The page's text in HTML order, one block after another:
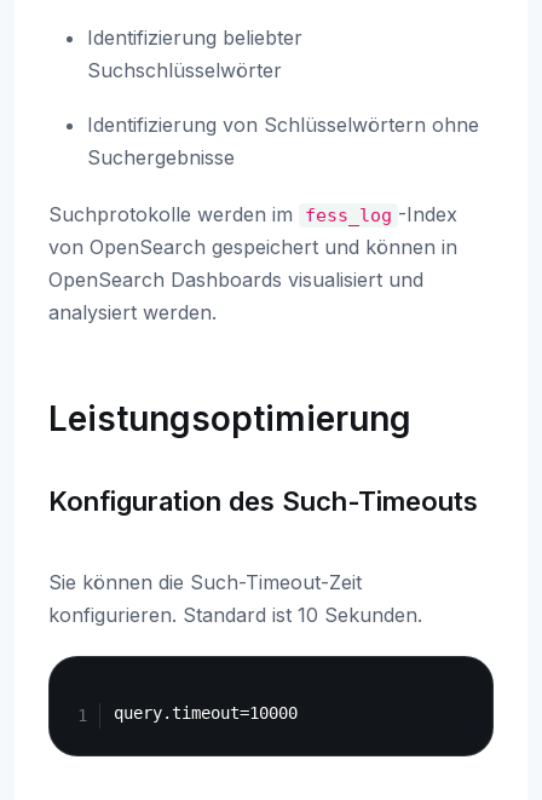
Identifizierung beliebter
Suchschlüsselwörter
Identifizierung von Schlüsselwörtern ohne
Suchergebnisse
Suchprotokolle werden im fess_log -Index
von OpenSearch gespeichert und können in
OpenSearch Dashboards visualisiert und
analysiert werden.
Leistungsoptimierung
Konfiguration des Such-Timeouts
Sie können die Such-Timeout-Zeit
konfigurieren. Standard ist 10 Sekunden.